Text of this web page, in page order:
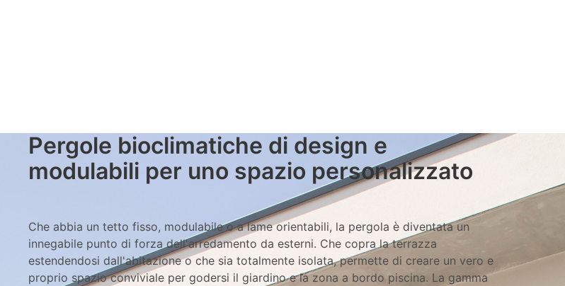
Pergole bioclimatiche di design e
modulabili per uno spazio personalizzato
Che abbia un tetto fisso, modulabile o a lame orientabili, la pergola è diventata un
innegabile punto di forza dell'arredamento da esterni. Che copra la terrazza
estendendosi dall'abitazione o che sia totalmente isolata, permette di creare un vero e
proprio spazio conviviale per godersi il giardino e la zona a bordo piscina. La gamma